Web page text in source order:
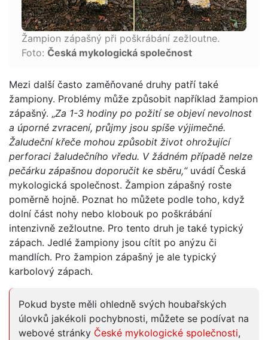
Žampion zápašný při poškrábání zežloutne.
Foto: Česká mykologická společnost
Mezi další často zaměňované druhy patří také
žampiony. Problémy může způsobit například žampion
zápašný. „Za 1-3 hodiny po požití se objeví nevolnost
a úporné zvracení, průjmy jsou spíše výjimečné.
Žaludeční křeče mohou způsobit život ohrožující
perforaci žaludečního vředu. V žádném případě nelze
pečárku zápašnou doporučit ke sběru,“uvádí Česká
mykologická společnost. Žampion zápašný roste
poměrně hojně. Poznat ho můžete podle toho, když
dolní část nohy nebo klobouk po poškrábání
intenzivně zežloutne. Pro tento druh je také typický
zápach. Jedlé žampiony jsou cítit po anýzu či
mandlích. Pro žampion zápašný je ale typický
karbolový zápach.
Pokud byste měli ohledně svých houbařských
úlovků jakékoli pochybnosti, můžete se podívat na
webové stránky České mykologické společnosti,